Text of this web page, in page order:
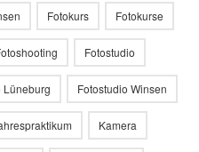
Fotokurs Fotokurse
Fotostudio
Lüneburg Fotostudio Winsen
Kamera